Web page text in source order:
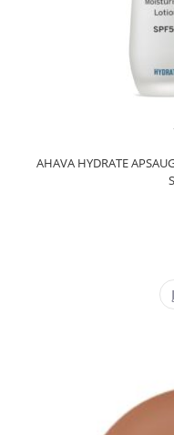
AHAVA HYDRATE